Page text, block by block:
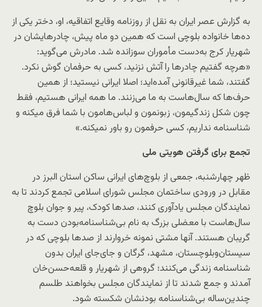
به گزارش عصر ایران به نقل از روزنامه وقایع اتفاقیه، او، دختر یکی از
ده‌ها خانواده بلوچی‌ است که همین دو ماه پیش، چادرهایشان در
شهریار کرج به‌دست مأموران سوزانده شد. مادرش می‌گوید:
«هرچه گفتیم چادرها را آتش نزنید، کسی به حرفمان گوش نکرد.
گفتند، شما غیر‌قانونی آمده‌اید؛ اصلا ایرانی نیستید؛ از همین
حرف‌ها که سال‌هاست به ما می‌زنند. ما همه ایرانی هستیم، فقط
چون شکل زندگیمون، زبونمون و لباس‌هامون با شما فرق میکنه و
شناسنامه نداریم، کسی حرفمون رو باور نمیکنه.»
تجمع برای گرفتن هویتی ملی
ظهر چهارشنبه، جمعی از بلوچ‌های ایرانی ساکن استان البرز در
مقابل در ورودی ساختمان مجلس شورای اسلامی تجمع کردند تا به
نمایندگان مجلس یادآوری کنند، صدها کودک، پیر و جوان بلوچ
سال‌هاست با معضلی بزرگ به نام بی‌شناسنامه‌بودن دست به
گریبان هستند. آنها مشتی نمونه خروارند از صدها بلوچی که در
سیستان‌و‌بلوچستان، مشهد، گرگان و جای‌جای ایران بدون
شناسنامه زندگی می‌کنند؛ گروهی از شهریار و قلعه‌حسن‌خان
آمدند و جمع شدند تا از نمایندگان مجلس بخواهند طلسم
چندین‌ساله بی‌شناسنامه بودنشان شکسته شود.